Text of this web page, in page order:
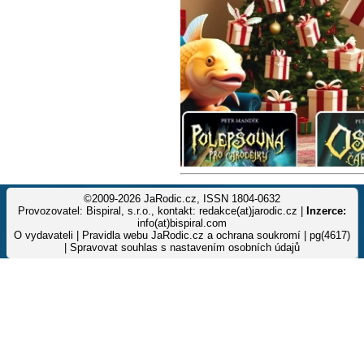
©2009-2026 JaRodic.cz, ISSN 1804-0632
Provozovatel: Bispiral, s.r.o., kontakt: redakce(at)jarodic.cz |
Inzerce:
info(at)bispiral.com
O vydavateli
Pravidla webu JaRodic.cz a ochrana soukromí | pg(4617)
Spravovat souhlas s nastavením osobních údajů